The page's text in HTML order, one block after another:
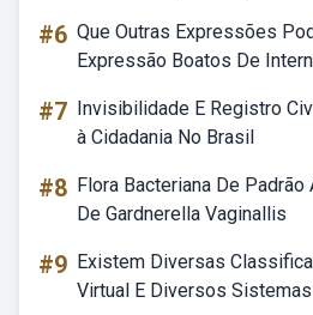
#6 Que Outras Expressões
Expressão Boatos De
#7 Invisibilidade E Registro
à Cidadania No Brasil
#8 Flora Bacteriana De
De Gardnerella Vaginallis
#9 Existem Diversas
Virtual E Diversos Sistemas